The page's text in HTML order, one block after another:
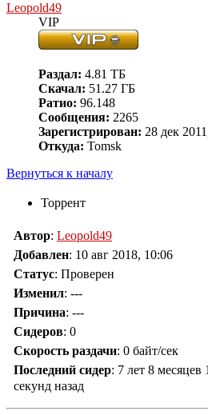
Leopold49
VIP
Раздал: 4.81 ТБ
Скачал: 51.27 ГБ
Ратио: 96.148
Сообщения: 2265
Зарегистрирован: 28 дек
Откуда: Tomsk
Вернуться к началу
Торрент
Автор: Leopold49
Добавлен: 10 авг 2018, 10:06
Статус: Проверен
Изменил: ---
Причина: ---
Сидеров: 0
Скорость раздачи: 0 байт/сек
Последний сидер: 7 лет 8
секунд назад